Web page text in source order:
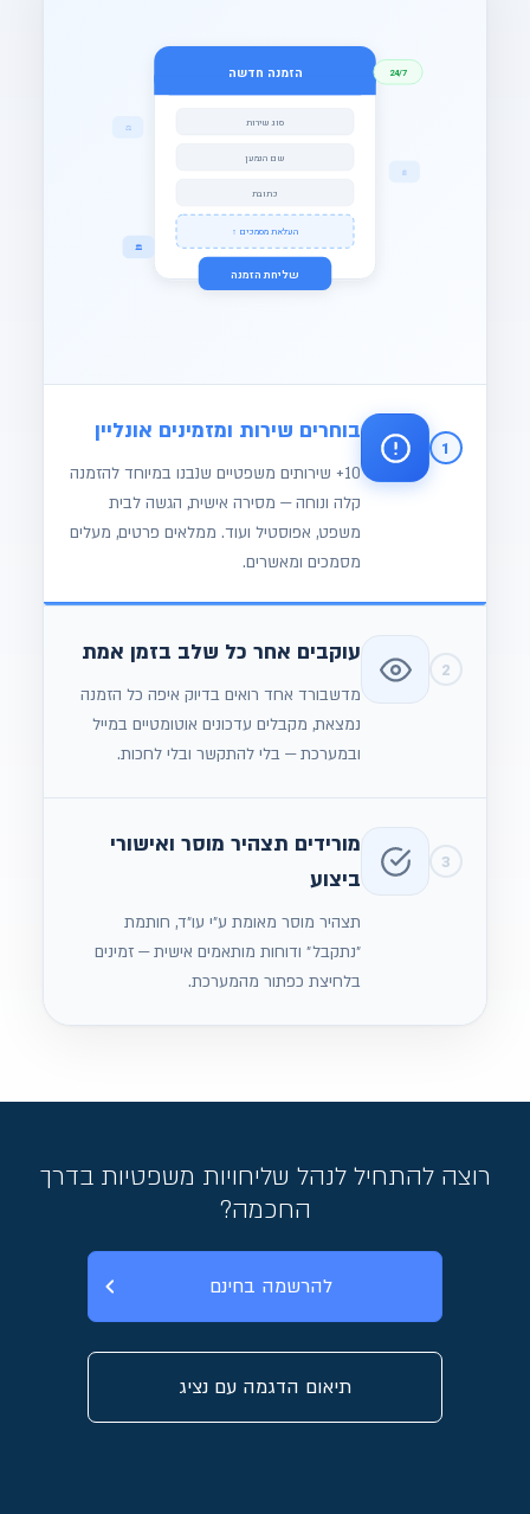
1
בוחרים שירות ומזמינים אונליין
10+ שירותים משפטיים שנבנו במיוחד להזמנה
קלה ונוחה — מסירה אישית, הגשה לבית
משפט, אפוסטיל ועוד. ממלאים פרטים, מעלים
מסמכים ומאשרים.
2
עוקבים אחר כל שלב בזמן אמת
מדשבורד אחד רואים בדיוק איפה כל הזמנה
נמצאת, מקבלים עדכונים אוטומטיים במייל
ובמערכת — בלי להתקשר ובלי לחכות.
3
מורידים תצהיר מוסר ואישורי
ביצוע
תצהיר מוסר מאומת ע״י עו״ד, חותמת
״נתקבל״ ודוחות מותאמים אישית — זמינים
בלחיצת כפתור מהמערכת.
הזמנה חדשה
סוג שירות
שם הנמען
כתובת
העלאת מסמכים ↑
שליחת הזמנה
⚖️
24/7
הדפסה ממתין
הכנת תצהיר
הגשה לבית משפט
רוצה להתחיל לנהל שליחויות משפטיות בדרך
החכמה?
להרשמה בחינם
תיאום הדגמה עם נציג